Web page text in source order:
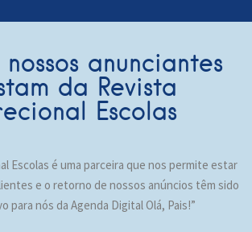
nossos anunciantes
da Revista
Escolas
Escolas é uma parceira que nos permite estar
e o retorno de nossos anúncios têm sido
para nós da Agenda Digital Olá, Pais!”